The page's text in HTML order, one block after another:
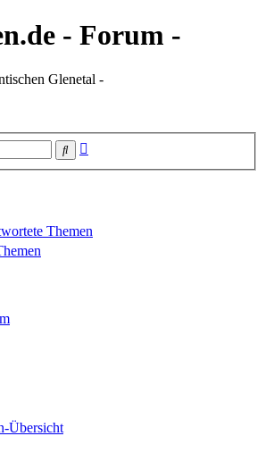
- Forum -
Glenetal -
Suche
Themen
Übersicht